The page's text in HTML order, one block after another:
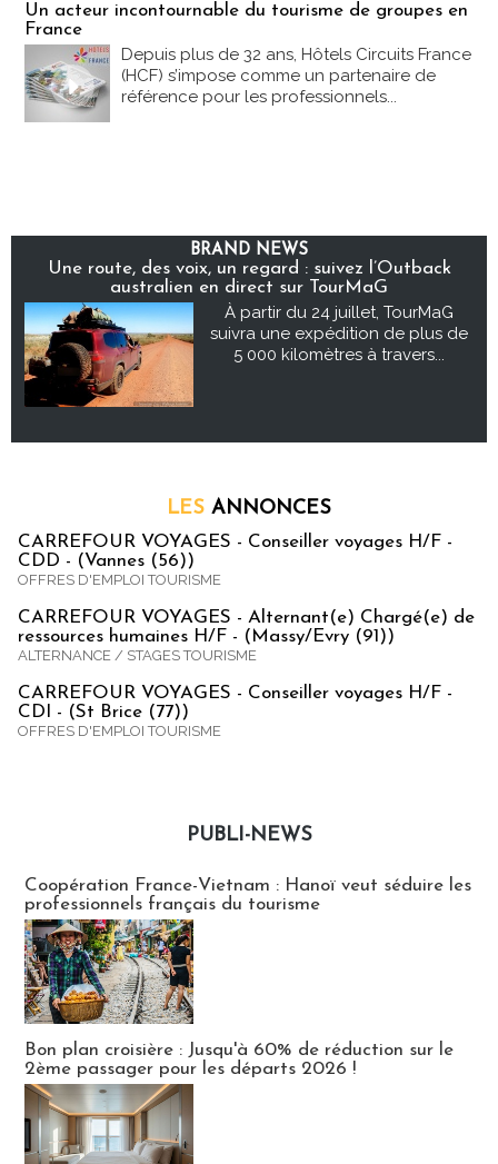
Un acteur incontournable du tourisme de groupes en
France
Depuis plus de 32 ans, Hôtels Circuits France
(HCF) s’impose comme un partenaire de
référence pour les professionnels...
BRAND NEWS
Une route, des voix, un regard : suivez l’Outback
australien en direct sur TourMaG
À partir du 24 juillet, TourMaG
suivra une expédition de plus de
5 000 kilomètres à travers...
LES ANNONCES
CARREFOUR VOYAGES - Conseiller voyages H/F -
CDD - (Vannes (56))
OFFRES D'EMPLOI TOURISME
CARREFOUR VOYAGES - Alternant(e) Chargé(e) de
ressources humaines H/F - (Massy/Evry (91))
ALTERNANCE / STAGES TOURISME
CARREFOUR VOYAGES - Conseiller voyages H/F -
CDI - (St Brice (77))
OFFRES D'EMPLOI TOURISME
PUBLI-NEWS
Coopération France-Vietnam : Hanoï veut séduire les
professionnels français du tourisme
Bon plan croisière : Jusqu'à 60% de réduction sur le
2ème passager pour les départs 2026 !